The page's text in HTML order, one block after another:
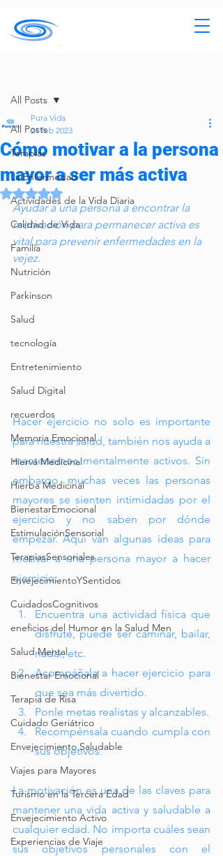
All Posts
Terapias
La Enfermedad
Actividades de la Vida Diaria
Calidad de Vida
Familia
Nutrición
Parkinson
Salud
tecnología
Entretenimiento
Salud Digital
recuerdos
Memoria Emocional
Hierva Medicinal
Hierba Medicinal
BienestarEmocional
EstimulaciónSensorial
TerapiasSensoriales
EnvejecimientoYSentidos
CuidadosCognitivos
eneficios del Humor en la Salud Men
Salud Mental
Bienestar Emocional
Terapia de Risa
Cuidado Geriátrico
Envejecimiento Saludable
Viajes para Mayores
Turismo en la Tercera Edad
Envejecimiento Activo
Experiencias de Viaje
All Posts
Cómo motivar a la persona
mayor a ser más activa
Pura Vida
21 feb 2023
Obtuvo NaN de 5 estrellas.
Ayudar a una persona a encontrar la
motivación para permanecer activa es
vital para prevenir enfermedades en la
vejez.
Hacer ejercicio no solo es importante
para nuestra salud, también nos ayuda a
mantenernos mentalmente activos. Sin
embargo, muchas veces las personas
mayores se sienten intimidadas por el
ejercicio y no saben por dónde
empezar. Aquí van algunas ideas para
motivar a una persona mayor a hacer
ejercicio:
Encuentra una actividad física que
disfrute, puede ser caminar, bailar,
nadar, etc.
Acompáñala a hacer ejercicio para
que sea más divertido.
Recompénsala cuando cumpla con
sus objetivos.
La motivación es una de las claves para
mantener una vida activa y saludable a
cualquier edad. No importa cuáles sean
sus objetivos personales con el